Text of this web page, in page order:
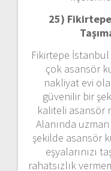
25)
Fikirtepe
çok asansör
nakliyat evi
güvenilir bir
kaliteli asansör
Alanında
şekilde asansör
eşyalarınızı
rahatsızlık